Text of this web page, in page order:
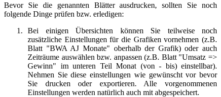
Bevor Sie die genannten Blätter ausdrucken, sollten Sie noch
folgende Dinge prüfen bzw. erledigen:
1.
Bei einigen Übersichten können Sie teilweise noch
zusätzliche Einstellungen für die Grafiken vornehmen (z.B.
Blatt "BWA AJ Monate" oberhalb der Grafik) oder auch
Zeiträume auswählen bzw. anpassen (z.B. Blatt "Umsatz =>
Gewinn" im unteren Teil Monat (von - bis) einstellbar).
Nehmen Sie diese einstellungen wie gewünscht vor bevor
Sie drucken oder exportieren. Alle vorgenommenen
Einstellungen werden natürlich auch mit abgespeichert.